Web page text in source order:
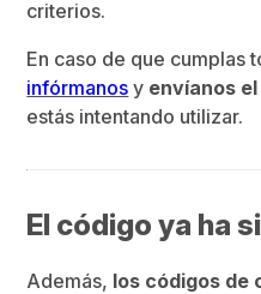
criterios.
En caso de que cumplas
infórmanos y envíanos
estás intentando utilizar.
El código ya ha
Además, los códigos de